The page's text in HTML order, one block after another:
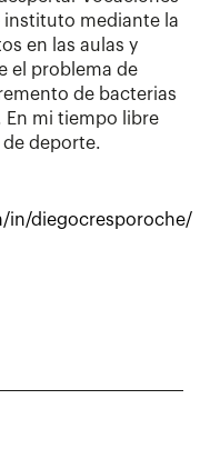
instituto mediante la
en las aulas y
el problema de
de bacterias
mi tiempo libre
deporte.
in/diegocresporoche/